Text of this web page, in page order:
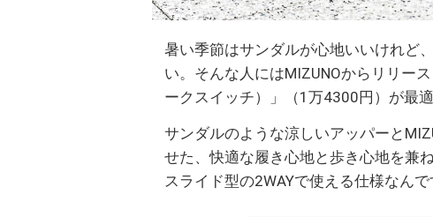
暑い季節はサンダルが心地いいけれど
い。そんな人にはMIZUNOからリリー
ークスイッチ）」（1万4300円）が最適
サンダルのような涼しいアッパーと
せた、快適な履き心地と歩き心地を兼
スライド型の2WAYで使える仕様なんで